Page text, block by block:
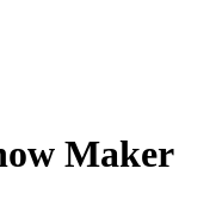
Maker